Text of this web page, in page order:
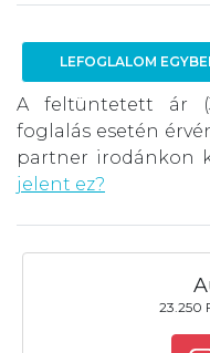
LEFOGLALOM
A feltüntetett ár
foglalás esetén
partner irodánkon
jelent ez?
23.250